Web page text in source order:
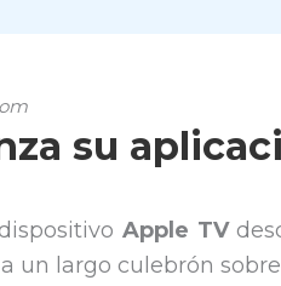
su
Apple TV
un largo culebrón